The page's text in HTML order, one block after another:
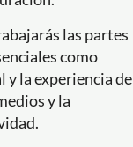
las partes
como
la experiencia de
y la